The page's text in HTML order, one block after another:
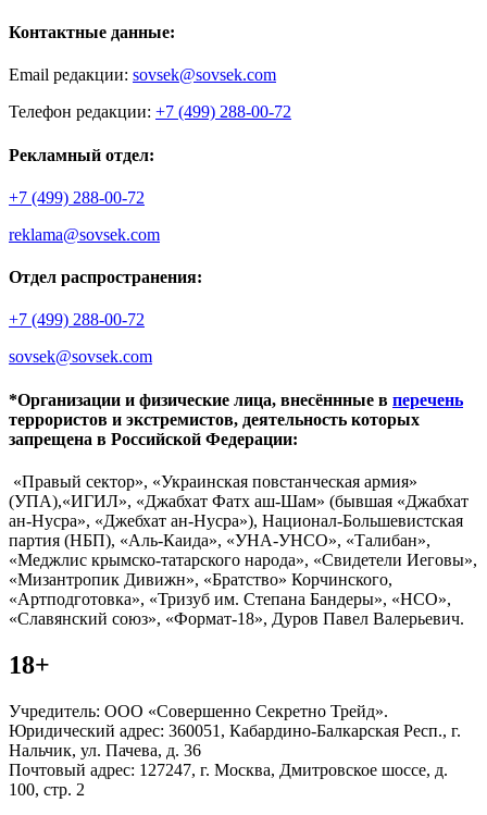
Контактные данные:
Email редакции: sovsek@sovsek.com
Телефон редакции: +7 (499) 288-00-72
Рекламный отдел:
+7 (499) 288-00-72
reklama@sovsek.com
Отдел распространения:
+7 (499) 288-00-72
sovsek@sovsek.com
*Организации и физические лица, внесённные в перечень
террористов и экстремистов, деятельность которых
запрещена в Российской Федерации:
«Правый сектор», «Украинская повстанческая армия»
(УПА),«ИГИЛ», «Джабхат Фатх аш-Шам» (бывшая «Джабхат
ан-Нусра», «Джебхат ан-Нусра»), Национал-Большевистская
партия (НБП), «Аль-Каида», «УНА-УНСО», «Талибан»,
«Меджлис крымско-татарского народа», «Свидетели Иеговы»,
«Мизантропик Дивижн», «Братство» Корчинского,
«Артподготовка», «Тризуб им. Степана Бандеры», «НСО»,
«Славянский союз», «Формат-18», Дуров Павел Валерьевич.
18+
Учредитель: ООО «Совершенно Секретно Трейд».
Юридический адрес: 360051, Кабардино-Балкарская Респ., г.
Нальчик, ул. Пачева, д. 36
Почтовый адрес: 127247, г. Москва, Дмитровское шоссе, д.
100, стр. 2